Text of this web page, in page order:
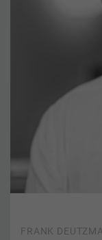
FRANK